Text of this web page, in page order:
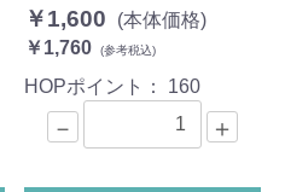
￥1,600
(本体価格)
￥1,760
(参考税込)
HOPポイント： 160
－ ＋